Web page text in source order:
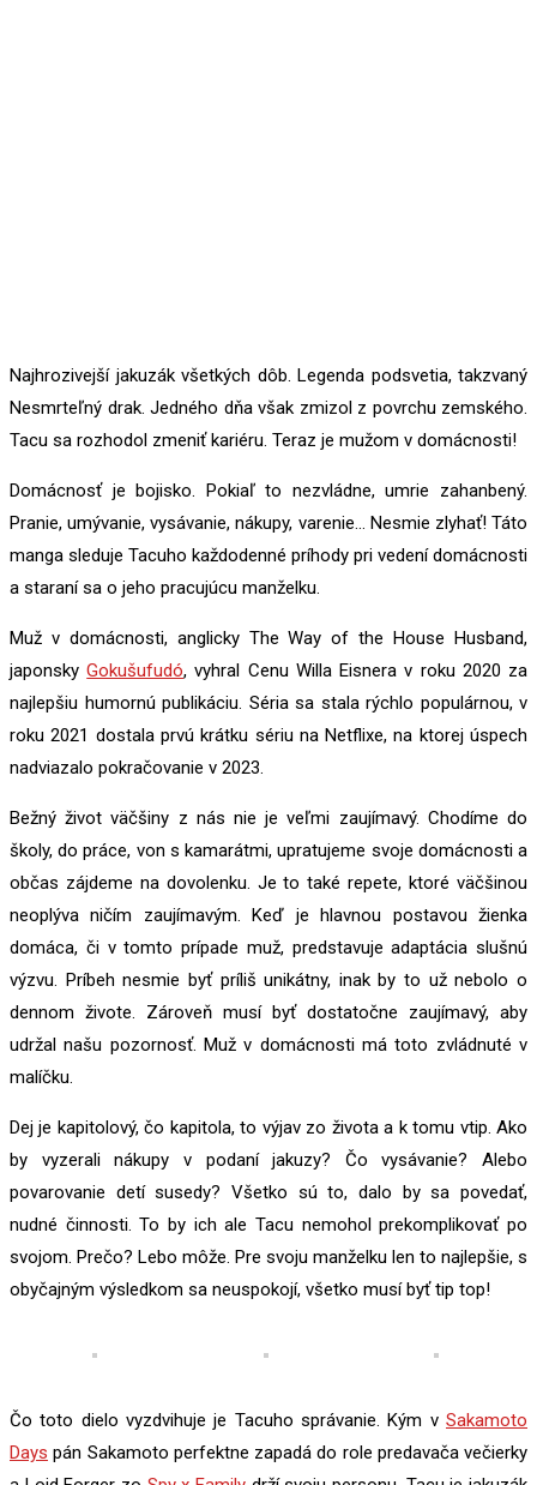
Najhrozivejší jakuzák všetkých dôb. Legenda podsvetia, takzvaný
Nesmrteľný drak. Jedného dňa však zmizol z povrchu zemského.
Tacu sa rozhodol zmeniť kariéru. Teraz je mužom v domácnosti!
Domácnosť je bojisko. Pokiaľ to nezvládne, umrie zahanbený.
Pranie, umývanie, vysávanie, nákupy, varenie… Nesmie zlyhať! Táto
manga sleduje Tacuho každodenné príhody pri vedení domácnosti
a staraní sa o jeho pracujúcu manželku.
Muž v domácnosti, anglicky The Way of the House Husband,
japonskyGokušufudó, vyhral Cenu Willa Eisnera v roku 2020 za
najlepšiu humornú publikáciu. Séria sa stala rýchlo populárnou, v
roku 2021 dostala prvú krátku sériu na Netflixe, na ktorej úspech
nadviazalo pokračovanie v 2023.
Bežný život väčšiny z nás nie je veľmi zaujímavý. Chodíme do
školy, do práce, von s kamarátmi, upratujeme svoje domácnosti a
občas zájdeme na dovolenku. Je to také repete, ktoré väčšinou
neoplýva ničím zaujímavým. Keď je hlavnou postavou žienka
domáca, či v tomto prípade muž, predstavuje adaptácia slušnú
výzvu. Príbeh nesmie byť príliš unikátny, inak by to už nebolo o
dennom živote. Zároveň musí byť dostatočne zaujímavý, aby
udržal našu pozornosť. Muž v domácnosti má toto zvládnuté v
malíčku.
Dej je kapitolový, čo kapitola, to výjav zo života a k tomu vtip. Ako
by vyzerali nákupy v podaní jakuzy? Čo vysávanie? Alebo
povarovanie detí susedy? Všetko sú to, dalo by sa povedať,
nudné činnosti. To by ich ale Tacu nemohol prekomplikovať po
svojom. Prečo? Lebo môže. Pre svoju manželku len to najlepšie, s
obyčajným výsledkom sa neuspokojí, všetko musí byť tip top!
Čo toto dielo vyzdvihuje je Tacuho správanie. Kým v Sakamoto
Days pán Sakamoto perfektne zapadá do role predavača večierky